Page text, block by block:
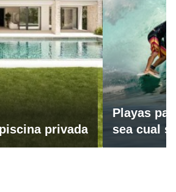
privada
Playas
sea cual